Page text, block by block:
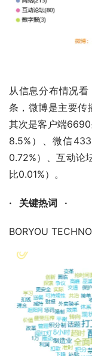
从信息分布情况
条，微博是主要传
其次是客户端
8.5%）、微信
0.72%）、互动论
比0.01%）。
·   关键热词   ·
BORYOU